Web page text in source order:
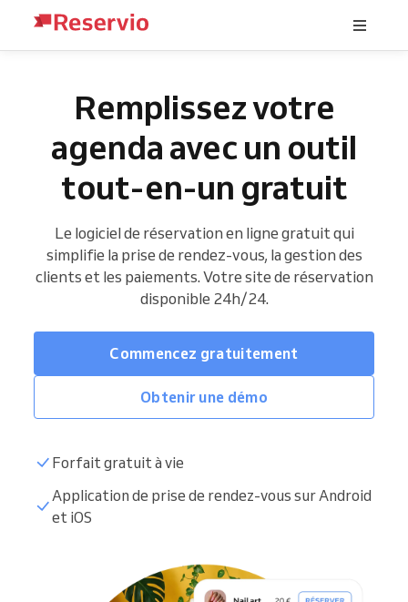
Remplissez votre
agenda avec un outil
tout-en-un gratuit
Le logiciel de réservation en ligne gratuit qui
simplifie la prise de rendez-vous, la gestion des
clients et les paiements. Votre site de réservation
disponible 24h/24.
Commencez gratuitement
Obtenir une démo
Forfait gratuit à vie
Application de prise de rendez-vous sur Android
et iOS